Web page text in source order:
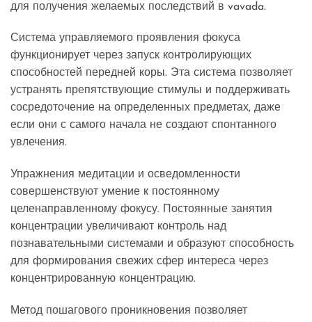
для получения желаемых последствий в vavada.
Система управляемого проявления фокуса
функционирует через запуск контролирующих
способностей передней коры. Эта система позволяет
устранять препятствующие стимулы и поддерживать
сосредоточение на определенных предметах, даже
если они с самого начала не создают спонтанного
увлечения.
Упражнения медитации и осведомленности
совершенствуют умение к постоянному
целенаправленному фокусу. Постоянные занятия
концентрации увеличивают контроль над
познавательными системами и образуют способность
для формирования свежих сфер интереса через
концентрированную концентрацию.
Метод пошагового проникновения позволяет